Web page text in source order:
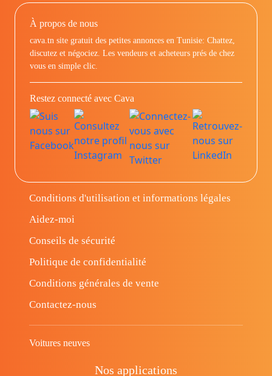
À propos de nous
cava.tn site gratuit des petites annonces en Tunisie: Chattez,
discutez et négociez. Les vendeurs et acheteurs prés de chez
vous en simple clic.
Restez connecté avec Cava
Conditions d'utilisation et informations légales
Aidez-moi
Conseils de sécurité
Politique de confidentialité
Conditions générales de vente
Contactez-nous
Voitures neuves
Nos applications